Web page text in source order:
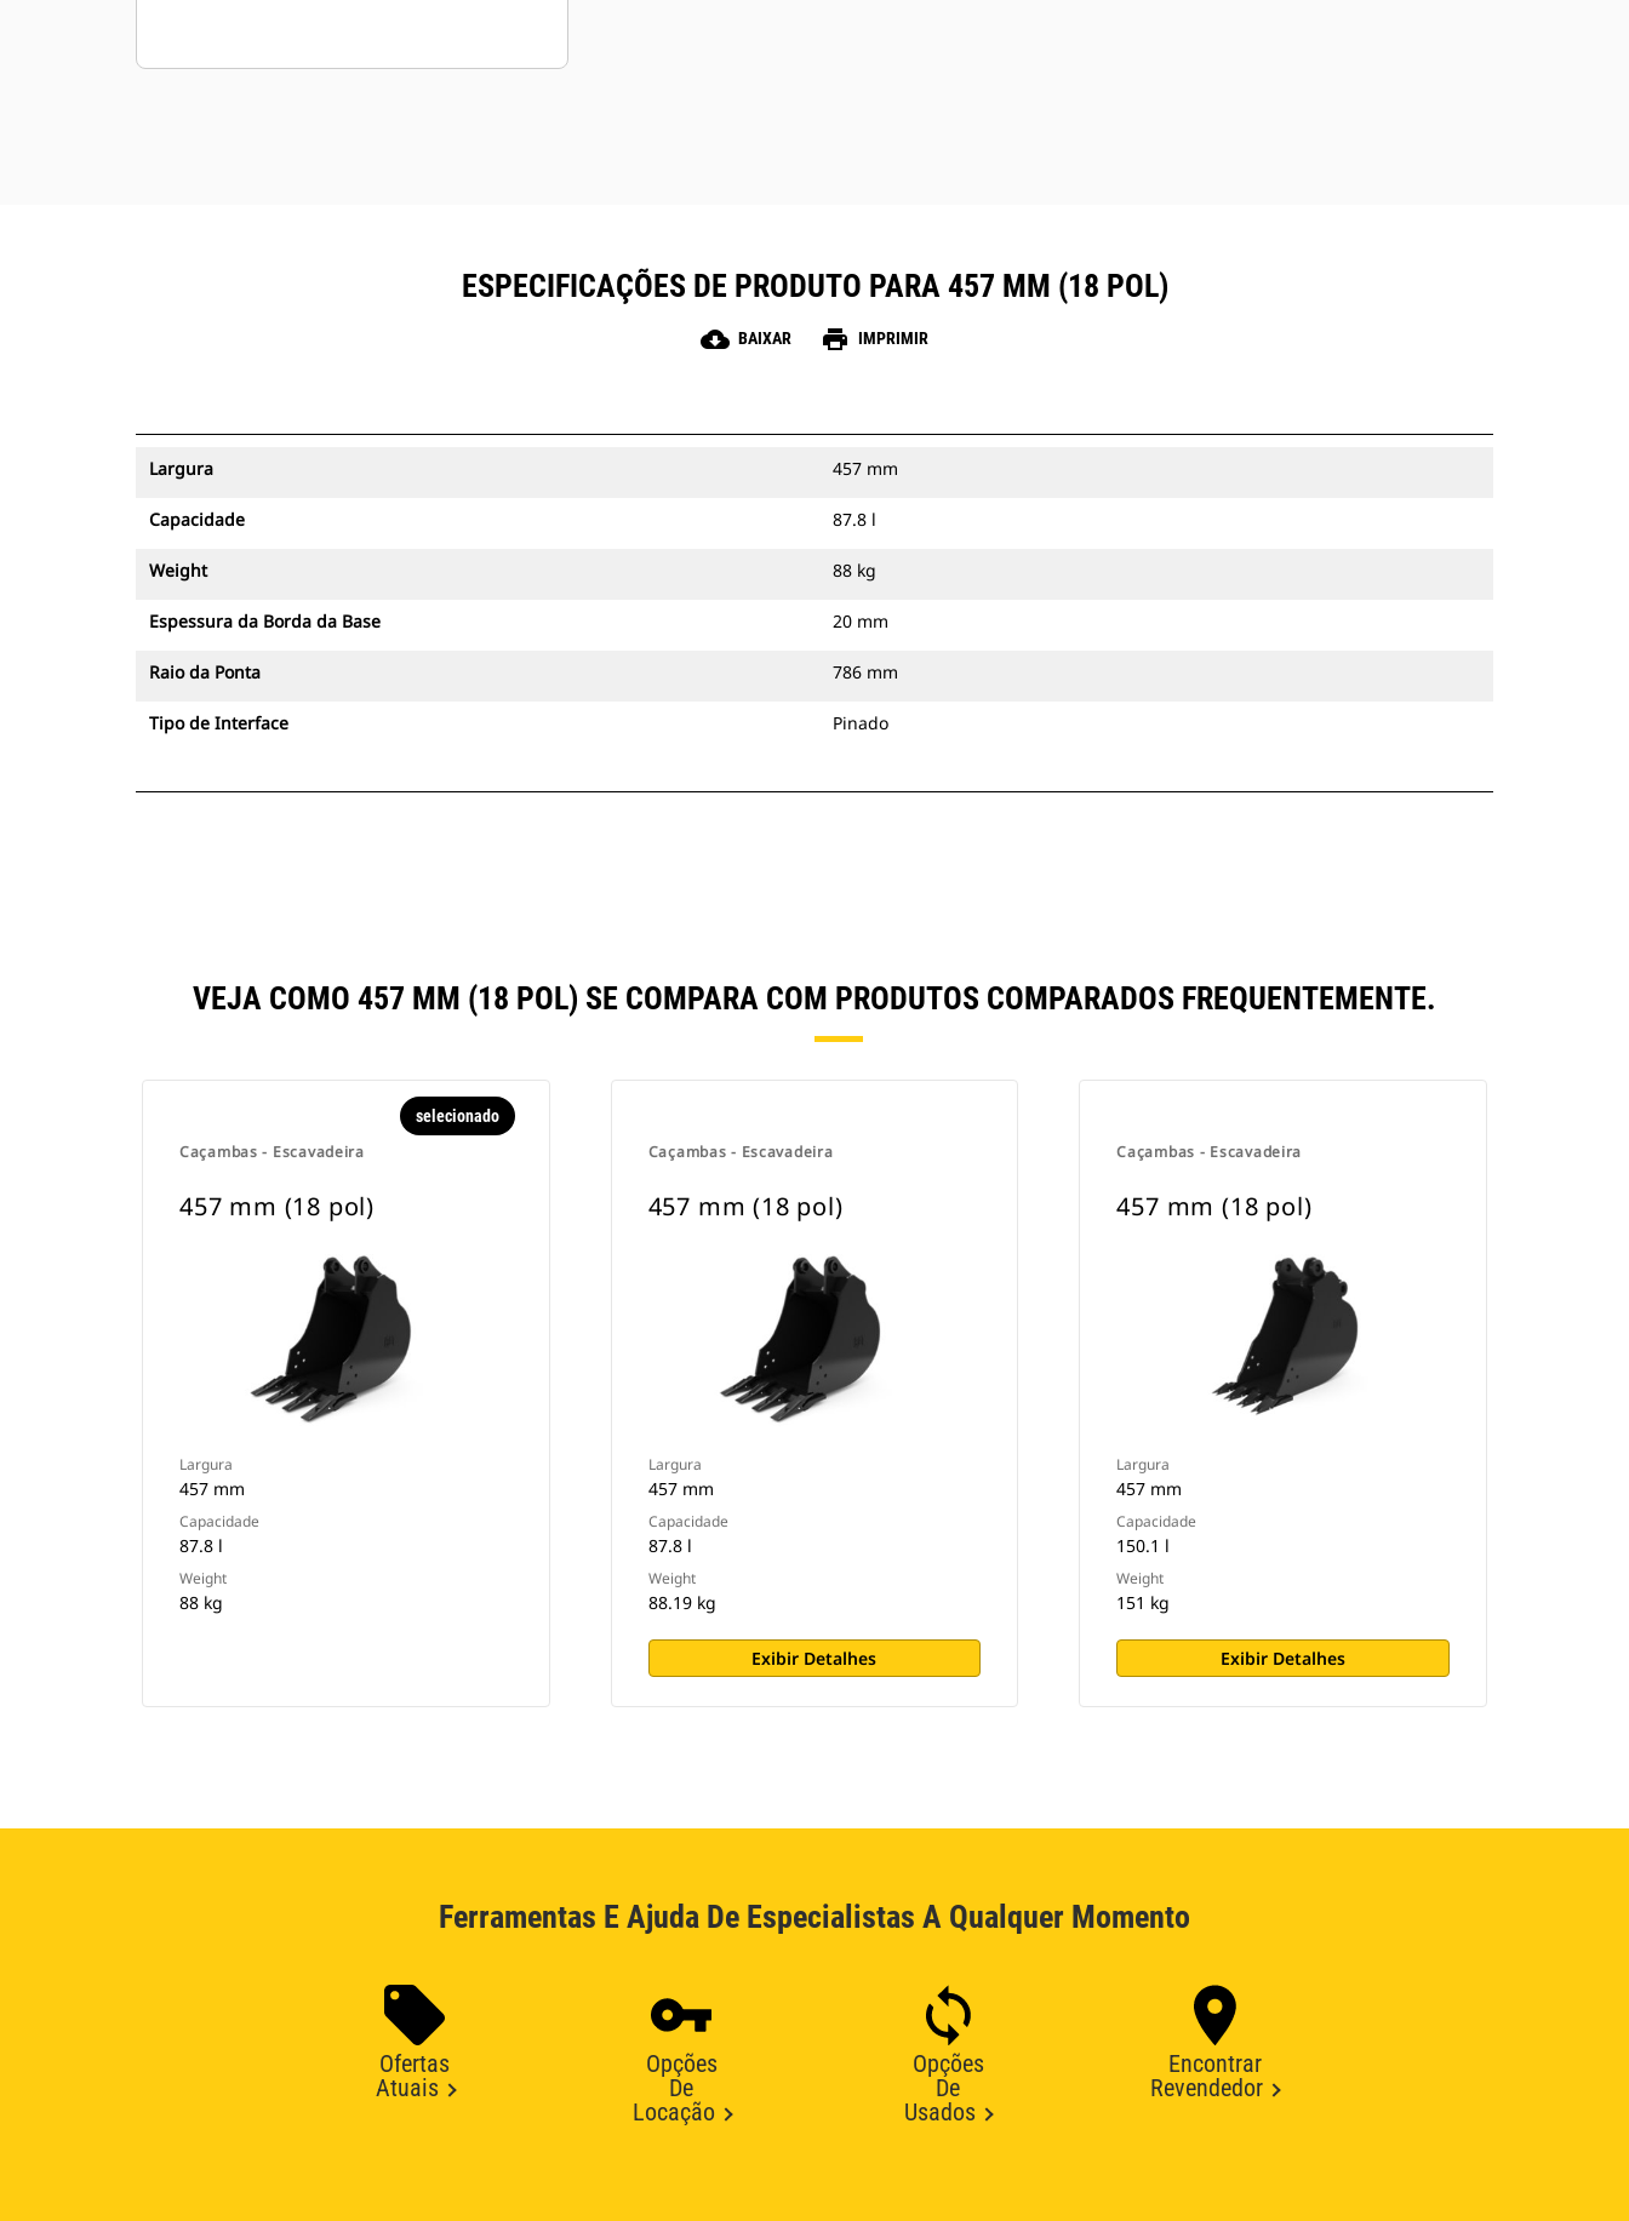
ESPECIFICAÇÕES DE PRODUTO PARA 457 MM (18 POL)
cloud_download BAIXAR print IMPRIMIR
Largura 457 mm
Capacidade 87.8 l
Weight 88 kg
Espessura da Borda da Base 20 mm
Raio da Ponta 786 mm
Tipo de Interface Pinado
VEJA COMO 457 MM (18 POL) SE COMPARA COM PRODUTOS COMPARADOS FREQUENTEMENTE.
Caçambas - Escavadeira
selecionado
457 mm (18 pol)
Largura
457 mm
Capacidade
87.8 l
Weight
88 kg
Caçambas - Escavadeira
457 mm (18 pol)
Largura
457 mm
Capacidade
87.8 l
Weight
88.19 kg
Exibir Detalhes
Caçambas - Escavadeira
457 mm (18 pol)
Largura
457 mm
Capacidade
150.1 l
Weight
151 kg
Exibir Detalhes
Ferramentas E Ajuda De Especialistas A Qualquer Momento
Ofertas
Atuais
Opções
De
Locação
Opções
De
Usados
Encontrar
Revendedor